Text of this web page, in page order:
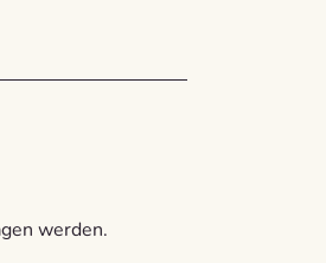
werden.